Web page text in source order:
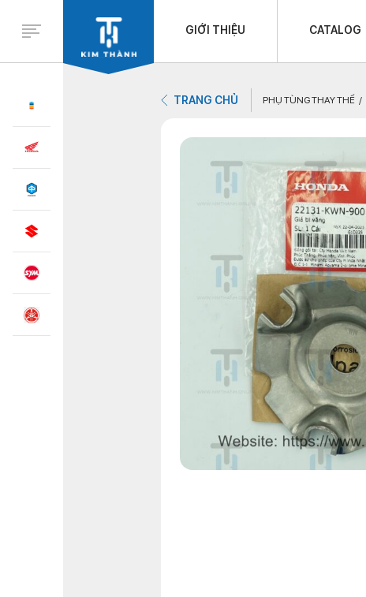
GIỚI THIỆU CATALOG
TRANG CHỦ PHỤ TÙNG THAY THẾ